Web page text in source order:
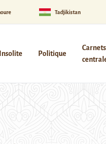
Tadjikistan
Insolite Politique
Carnets